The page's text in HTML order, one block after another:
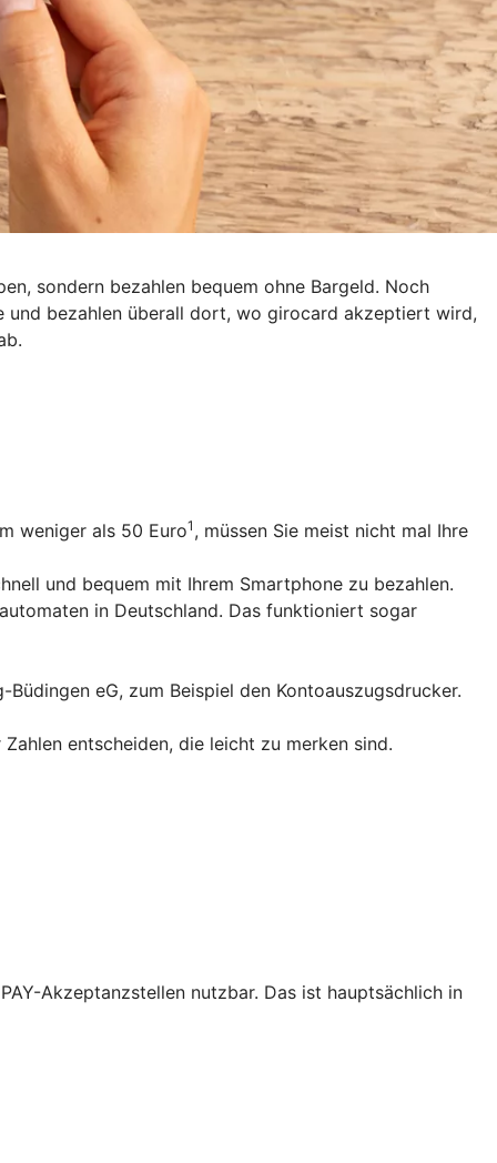
sondern bezahlen bequem ohne Bargeld. Noch
und bezahlen überall dort, wo girocard akzeptiert wird,
weniger als 50 Euro1 , müssen Sie meist nicht mal Ihre
und bequem mit Ihrem Smartphone zu bezahlen.
in Deutschland. Das funktioniert sogar
eG, zum Beispiel den Kontoauszugsdrucker.
entscheiden, die leicht zu merken sind.
Akzeptanzstellen nutzbar. Das ist hauptsächlich in